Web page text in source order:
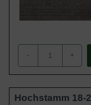
- +
Hochstamm 18-